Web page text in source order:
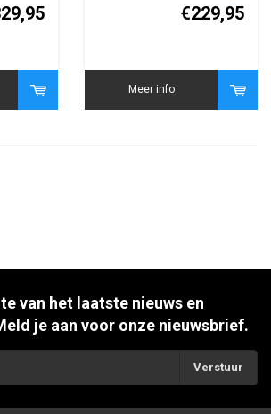
€229,95
Meer info
van het laatste nieuws en
je aan voor onze nieuwsbrief.
Verstuur